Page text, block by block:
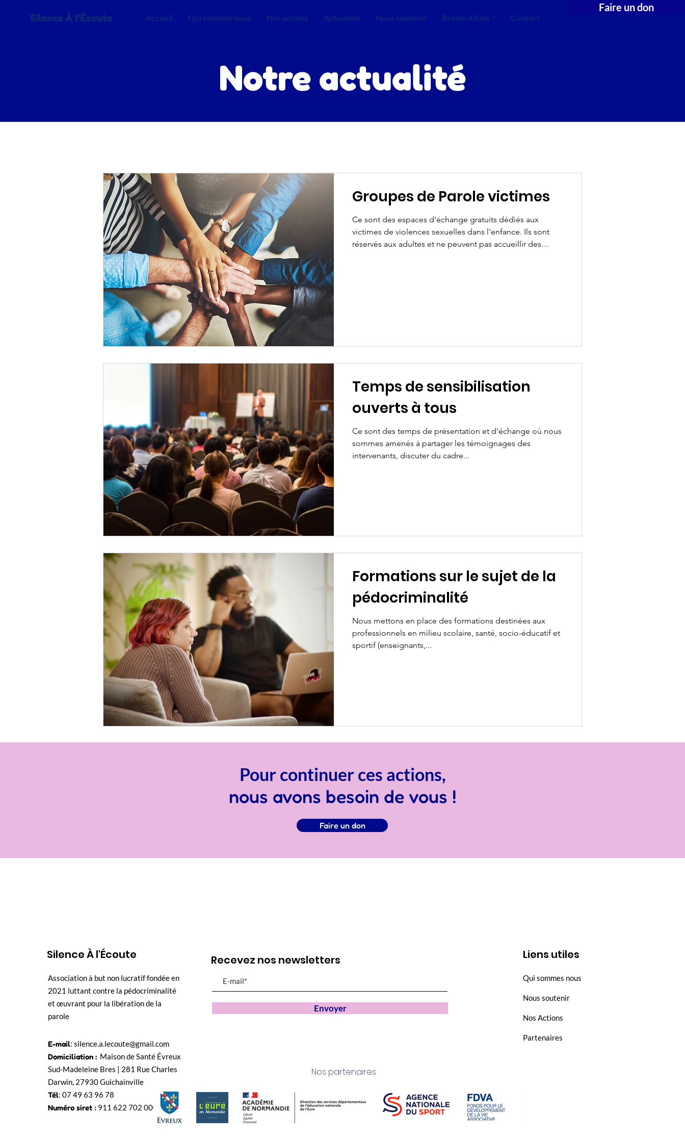
Silence À l'Écoute
Faire un don
Accueil Qui sommes nous Nos actions Actualités Nous soutenir Besoin d'Aide ? Contact
Notre actualité
Groupes de Parole victimes
Ce sont des espaces d'échange gratuits dédiés aux
victimes de violences sexuelles dans l'enfance. Ils sont
réservés aux adultes et ne peuvent pas accueillir des
Temps de sensibilisation
ouverts à tous
Ce sont des temps de présentation et d'échange où nous
sommes amenés à partager les témoignages des
intervenants, discuter du cadre...
Formations sur le sujet de la
pédocriminalité
Nous mettons en place des formations destinées aux
professionnels en milieu scolaire, santé, socio-éducatif et
sportif (enseignants,...
Pour continuer ces actions,
nous avons besoin de vous !
Faire un don
Silence À l'Écoute
Association à but non lucratif fondée en
2021 luttant contre la pédocriminalité
et œuvrant pour la libération de la
parole
E-mail: silence.a.lecoute@gmail.com
Domiciliation : Maison de Santé Évreux
Sud-Madeleine Bres | 281 Rue Charles
Darwin, 27930 Guichainville
Tél: 07 49 63 96 78
Numéro siret : 911 622 702 000 15
Recevez nos newsletters
Envoyer
Nos partenaires
Liens utiles
Qui sommes nous
Nous soutenir
Nos Actions
Partenaires